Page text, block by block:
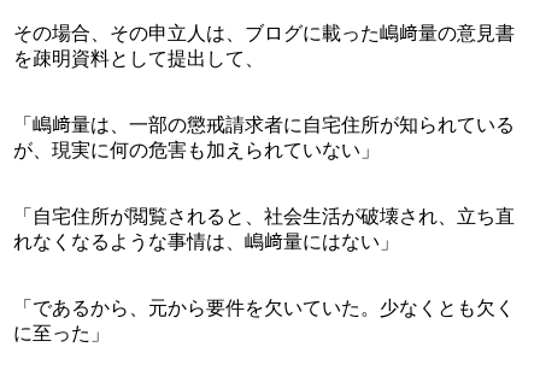
その場合、その申立人は、ブログに載った嶋﨑量の意見書
を疎明資料として提出して、
「嶋﨑量は、一部の懲戒請求者に自宅住所が知られている
が、現実に何の危害も加えられていない」
「自宅住所が閲覧されると、社会生活が破壊され、立ち直
れなくなるような事情は、嶋﨑量にはない」
「であるから、元から要件を欠いていた。少なくとも欠く
に至った」